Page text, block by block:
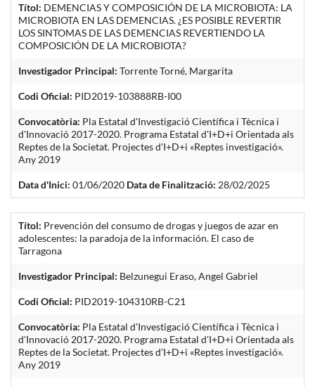
Títol: DEMENCIAS Y COMPOSICIÓN DE LA MICROBIOTA: LA
MICROBIOTA EN LAS DEMENCIAS. ¿ES POSIBLE REVERTIR
LOS SINTOMAS DE LAS DEMENCIAS REVERTIENDO LA
COMPOSICIÓN DE LA MICROBIOTA?
Investigador Principal: Torrente Torné, Margarita
Codi Oficial: PID2019-103888RB-I00
Convocatòria: Pla Estatal d'Investigació Científica i Tècnica i
d'Innovació 2017-2020. Programa Estatal d'I+D+i Orientada als
Reptes de la Societat. Projectes d'I+D+i «Reptes investigació».
Any 2019
Data d'Inici: 01/06/2020 Data de Finalització: 28/02/2025
Títol: Prevención del consumo de drogas y juegos de azar en
adolescentes: la paradoja de la información. El caso de
Tarragona
Investigador Principal: Belzunegui Eraso, Angel Gabriel
Codi Oficial: PID2019-104310RB-C21
Convocatòria: Pla Estatal d'Investigació Científica i Tècnica i
d'Innovació 2017-2020. Programa Estatal d'I+D+i Orientada als
Reptes de la Societat. Projectes d'I+D+i «Reptes investigació».
Any 2019